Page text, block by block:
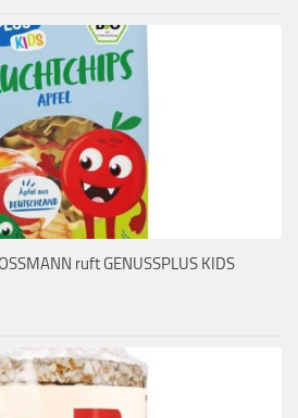
ruft GENUSSPLUS KIDS